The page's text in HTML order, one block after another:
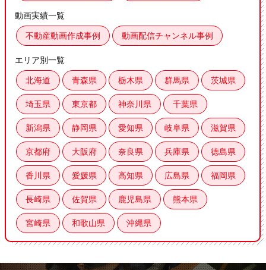
動画実績一覧
不動産動画作成事例 動画配信チャンネル事例
エリア別一覧
北海道 青森県 栃木県 群馬県 茨城県
埼玉県 東京都 神奈川県 千葉県
新潟県 静岡県 愛知県 岐阜県 滋賀県
京都府 大阪府 奈良県 兵庫県 徳島県
香川県 愛媛県 高知県 広島県 福岡県
長崎県 佐賀県 鹿児島県 熊本県
宮崎県 和歌山県 沖縄県